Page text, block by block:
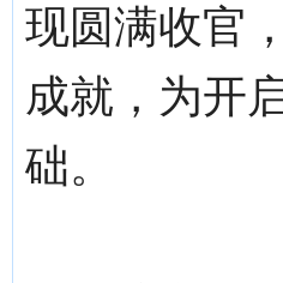
现圆满收官
成就，为开
础。